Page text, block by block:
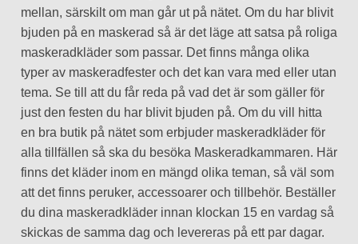
mellan, särskilt om man går ut på nätet. Om du har blivit
bjuden på en maskerad så är det läge att satsa på roliga
maskeradkläder som passar. Det finns många olika
typer av maskeradfester och det kan vara med eller utan
tema. Se till att du får reda på vad det är som gäller för
just den festen du har blivit bjuden på. Om du vill hitta
en bra butik på nätet som erbjuder maskeradkläder för
alla tillfällen så ska du besöka Maskeradkammaren. Här
finns det kläder inom en mängd olika teman, så väl som
att det finns peruker, accessoarer och tillbehör. Beställer
du dina maskeradkläder innan klockan 15 en vardag så
skickas de samma dag och levereras på ett par dagar.